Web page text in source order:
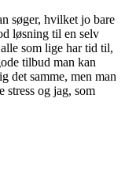
søger, hvilket jo bare
løsning til en selv
som lige har tid til,
tilbud man kan
det samme, men man
stress og jag, som